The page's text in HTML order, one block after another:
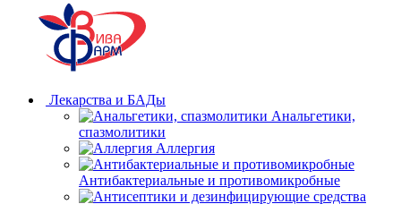
Лекарства и БАДы
Анальгетики,
спазмолитики
Аллергия
Антибактериальные и противомикробные